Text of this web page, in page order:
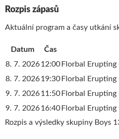
Rozpis zápasů
Aktuální program a časy utkání
Datum Čas
8. 7. 202612:00 Florbal Erupting
8. 7. 202619:30 Florbal Erupting
9. 7. 202611:50 Florbal Erupting
9. 7. 202616:40 Florbal
Rozpis a výsledky skupiny Boys